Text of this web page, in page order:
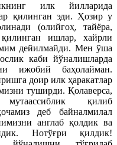
илк йилларида
қилинган эди. Ҳозир у
(олийгоҳ, тайёра,
ишлар, хайрли
мим де­йилмайди. Мен ўша
каби йўналиш­ларда
ижобий баҳолайман.
доир илк ҳаракатлар
туширди. Қолаверса,
мутаассиб­лик қилиб
деб байналмилал
англаб қолдик ва
Нотўғри қилдик!